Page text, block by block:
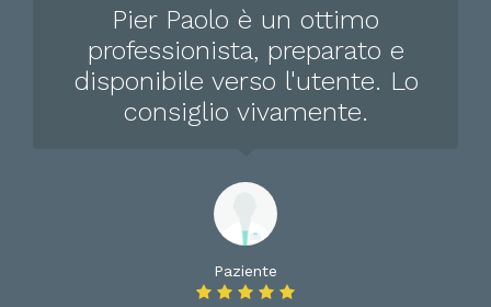
Pier Paolo è un ottimo
professionista, preparato e
disponibile verso l'utente. Lo
consiglio vivamente.
Paziente